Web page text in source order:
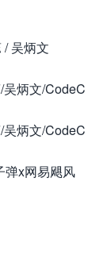
/ 吴炳文
炳文/CodeC
炳文/CodeC
弹x网易飓风